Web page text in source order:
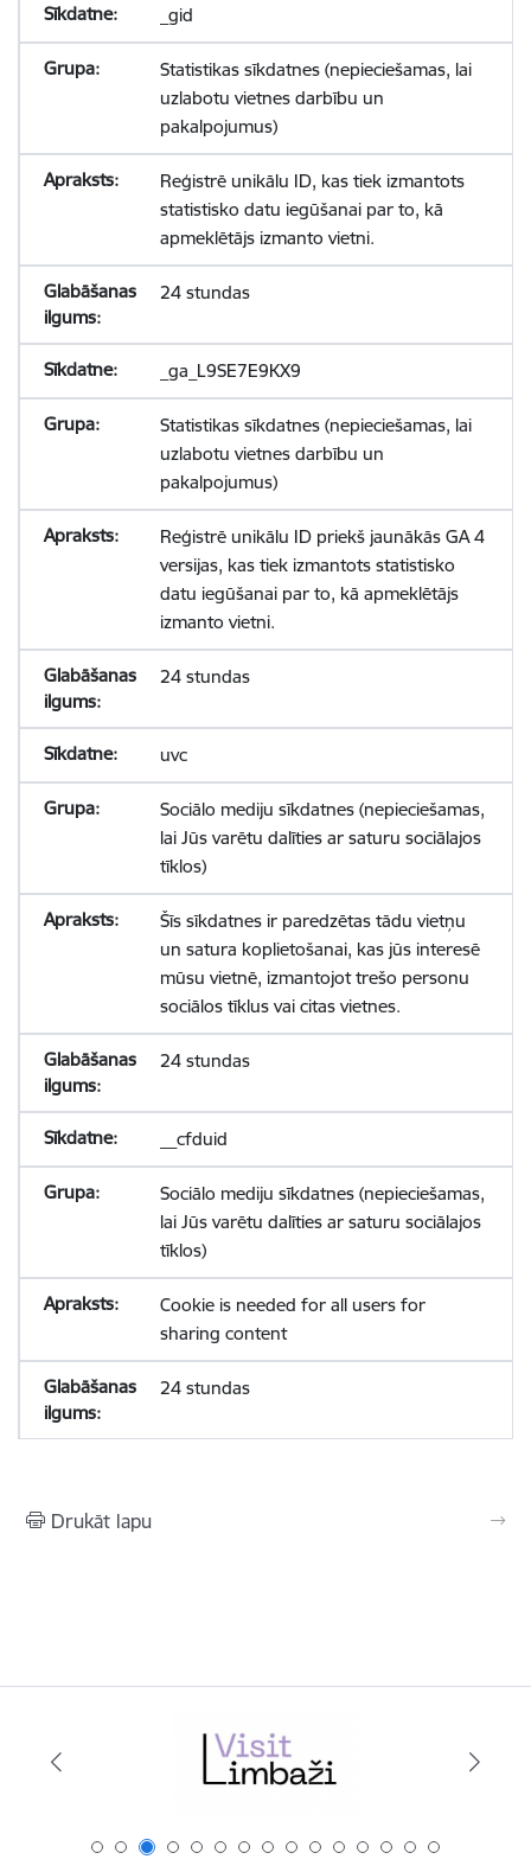
_gid
Statistikas sīkdatnes (nepieciešamas, lai
uzlabotu vietnes darbību un
pakalpojumus)
Reģistrē unikālu ID, kas tiek izmantots
statistisko datu iegūšanai par to, kā
apmeklētājs izmanto vietni.
24 stundas
_ga_L9SE7E9KX9
Statistikas sīkdatnes (nepieciešamas, lai
uzlabotu vietnes darbību un
pakalpojumus)
Reģistrē unikālu ID priekš jaunākās GA 4
versijas, kas tiek izmantots statistisko
datu iegūšanai par to, kā apmeklētājs
izmanto vietni.
24 stundas
uvc
Sociālo mediju sīkdatnes (nepieciešamas,
lai Jūs varētu dalīties ar saturu sociālajos
tīklos)
Šīs sīkdatnes ir paredzētas tādu vietņu
un satura koplietošanai, kas jūs interesē
mūsu vietnē, izmantojot trešo personu
sociālos tīklus vai citas vietnes.
24 stundas
__cfduid
Sociālo mediju sīkdatnes (nepieciešamas,
lai Jūs varētu dalīties ar saturu sociālajos
tīklos)
Cookie is needed for all users for
sharing content
24 stundas
Drukāt lapu